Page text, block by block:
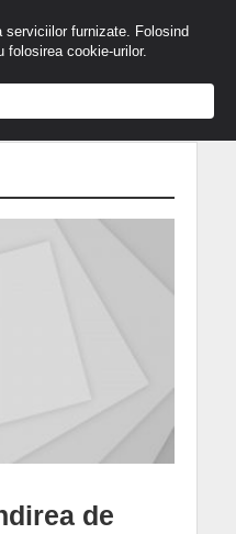
de
serviciilor furnizate. Folosind
folosirea cookie-urilor.